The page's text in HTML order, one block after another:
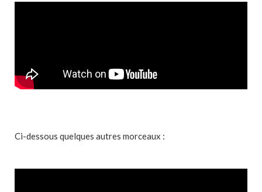
Ci-dessous quelques autres morceaux :